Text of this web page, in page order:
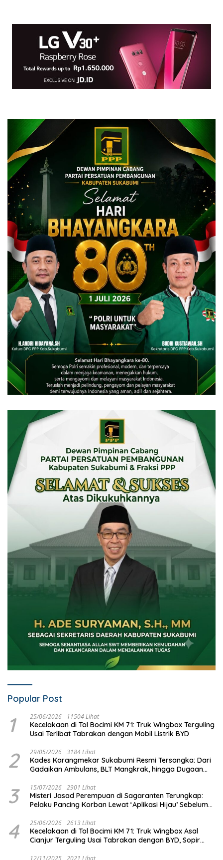
Popular Post
1 25/06/2026 11504 Lihat
Kecelakaan di Tol Bocimi KM 71: Truk Wingbox Terguling
Usai Terlibat Tabrakan dengan Mobil Listrik BYD
2 29/05/2026 3184 Lihat
Kades Karangmekar Sukabumi Resmi Tersangka: Dari
Gadaikan Ambulans, BLT Mangkrak, hingga Dugaan
3 15/07/2026 2901 Lihat
Misteri Jasad Perempuan di Sagaranten Terungkap:
Pelaku Pancing Korban Lewat ‘Aplikasi Hijau’ Sebelum
4 25/06/2026 2613 Lihat
Kecelakaan di Tol Bocimi KM 71: Truk Wingbox Asal
Cianjur Terguling Usai Tabrakan dengan BYD, Sopir
12/11/2025 2021 Lihat